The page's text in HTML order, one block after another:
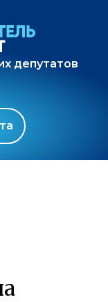
депутатов